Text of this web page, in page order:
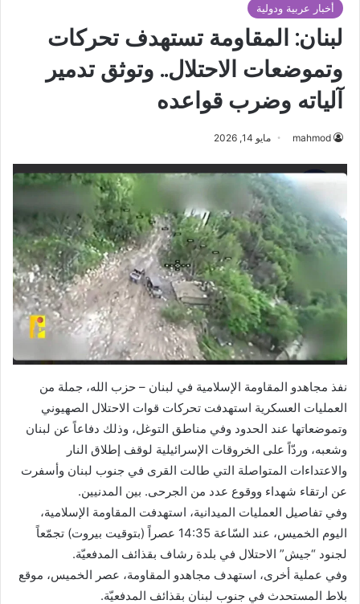
أخبار عربية ودولية
لبنان: المقاومة تستهدف تحركات
وتموضعات الاحتلال.. وتوثق تدمير
آلياته وضرب قواعده
mahmod مايو 14, 2026
نفذ مجاهدو المقاومة الإسلامية في لبنان – حزب الله، جملة من
العمليات العسكرية استهدفت تحركات قوات الاحتلال الصهيوني
وتموضعاتها عند الحدود وفي مناطق التوغل، وذلك دفاعاً عن لبنان
وشعبه، وردّاً على الخروقات الإسرائيلية لوقف إطلاق النار
والاعتداءات المتواصلة التي طالت القرى في جنوب لبنان وأسفرت
عن ارتقاء شهداء ووقوع عدد من الجرحى. بين المدنيين.
وفي تفاصيل العمليات الميدانية، استهدفت المقاومة الإسلامية،
اليوم الخميس، عند السّاعة 14:35 عصراً (بتوقيت بيروت) تجمّعاً
لجنود “جيش” الاحتلال في بلدة رشاف بقذائف المدفعيّة.
وفي عملية أخرى، استهدف مجاهدو المقاومة، عصر الخميس، موقع
بلاط المستحدث في جنوب لبنان بقذائف المدفعيّة.